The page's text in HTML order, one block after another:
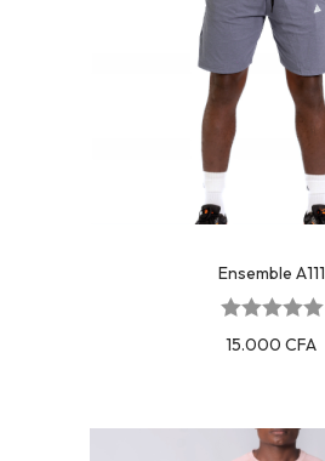
Ensemble A111
15.000CFA